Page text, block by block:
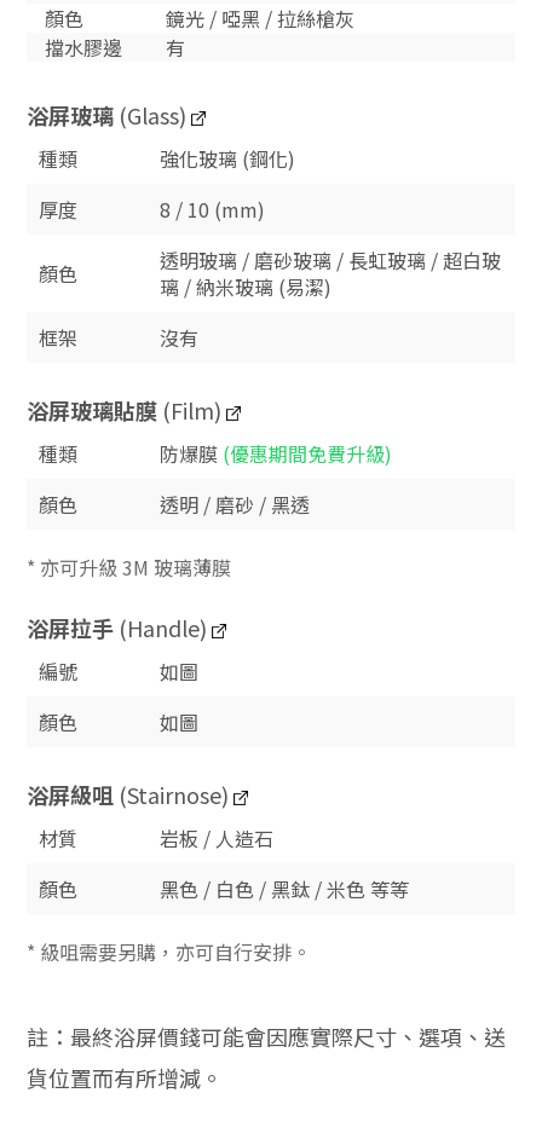
顏色
鏡光 / 啞黑 / 拉絲槍灰
擋水膠邊
有
浴屏玻璃 (Glass)
種類
強化玻璃 (鋼化)
厚度
8 / 10 (mm)
顏色
透明玻璃 / 磨砂玻璃 / 長虹玻璃 / 超白玻
璃 / 納米玻璃 (易潔)
框架
沒有
浴屏玻璃貼膜 (Film)
種類 防爆膜 (優惠期間免費升級)
顏色
透明 / 磨砂 / 黑透
* 亦可升級 3M 玻璃薄膜
浴屏拉手 (Handle)
編號
如圖
顏色
如圖
浴屏級咀 (Stairnose)
材質
岩板 / 人造石
顏色
黑色 / 白色 / 黑鈦 / 米色 等等
* 級咀需要另購，亦可自行安排。
註：最終浴屏價錢可能會因應實際尺寸、選項、送
貨位置而有所增減。